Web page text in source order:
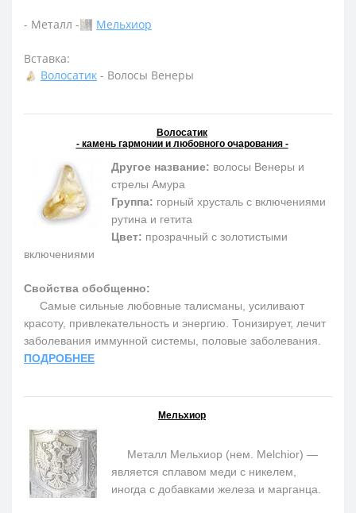
- Металл - Мельхиор
Вставка:
Волосатик - Волосы Венеры
Волосатик
- камень гармонии и любовного очарования -
Другое название: волосы Венеры и
стрелы Амура
Группа: горный хрусталь с включениями
рутина и гетита
Цвет: прозрачный с золотистыми
включениями
Свойства обобщенно:
Самые сильные любовные талисманы, усиливают
красоту, привлекательность и энергию. Тонизирует, лечит
заболевания иммунной системы, половые заболевания.
ПОДРОБНЕЕ
Мельхиор
Металл Мельхиор (нем. Melchior) —
является сплавом меди с никелем,
иногда с добавками железа и марганца.